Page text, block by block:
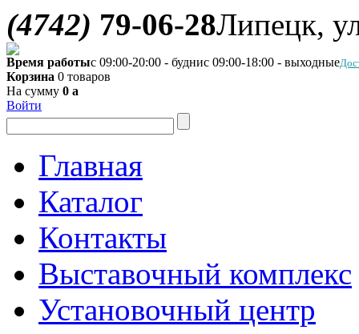
(4742) 79-06-28Липецк,
Время работыс 09:00-20:00 - буднис 09:00-18:00 - выходные
Корзина 0 товаров
На сумму 0 a
Войти
Главная
Каталог
Контакты
Выставочный комплекс
Установочный центр